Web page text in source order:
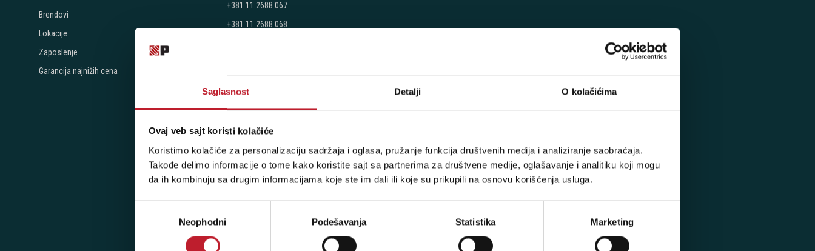
Saglasnost Detalji O kolačićima
Ovaj veb sajt koristi kolačiće
Koristimo kolačiće za personalizaciju sadržaja i oglasa, pružanje funkcija društvenih medija i analiziranje saobraćaja.
Takođe delimo informacije o tome kako koristite sajt sa partnerima za društvene medije, oglašavanje i analitiku koji mogu
da ih kombinuju sa drugim informacijama koje ste im dali ili koje su prikupili na osnovu korišćenja usluga.
сагласностиNeophodni Podešavanja Statistika Marketing
+381 11 2688 067
+381 11 2688 068
Ponedeljak - Petak: 9:00 - 20:00
Subota: 10:00 - 17:00
Novi Beograd - Milutina Milankovića 120D
Telefoni:
+381 11 777 7776
Brendovi
Lokacije
Zaposlenje
Garancija najnižih cena